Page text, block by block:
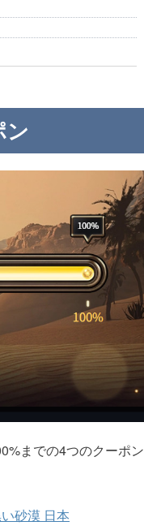
ン
までの4つのクーポン
砂漠 日本